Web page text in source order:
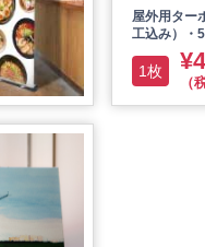
屋外用ター
工込み）・
1枚
（